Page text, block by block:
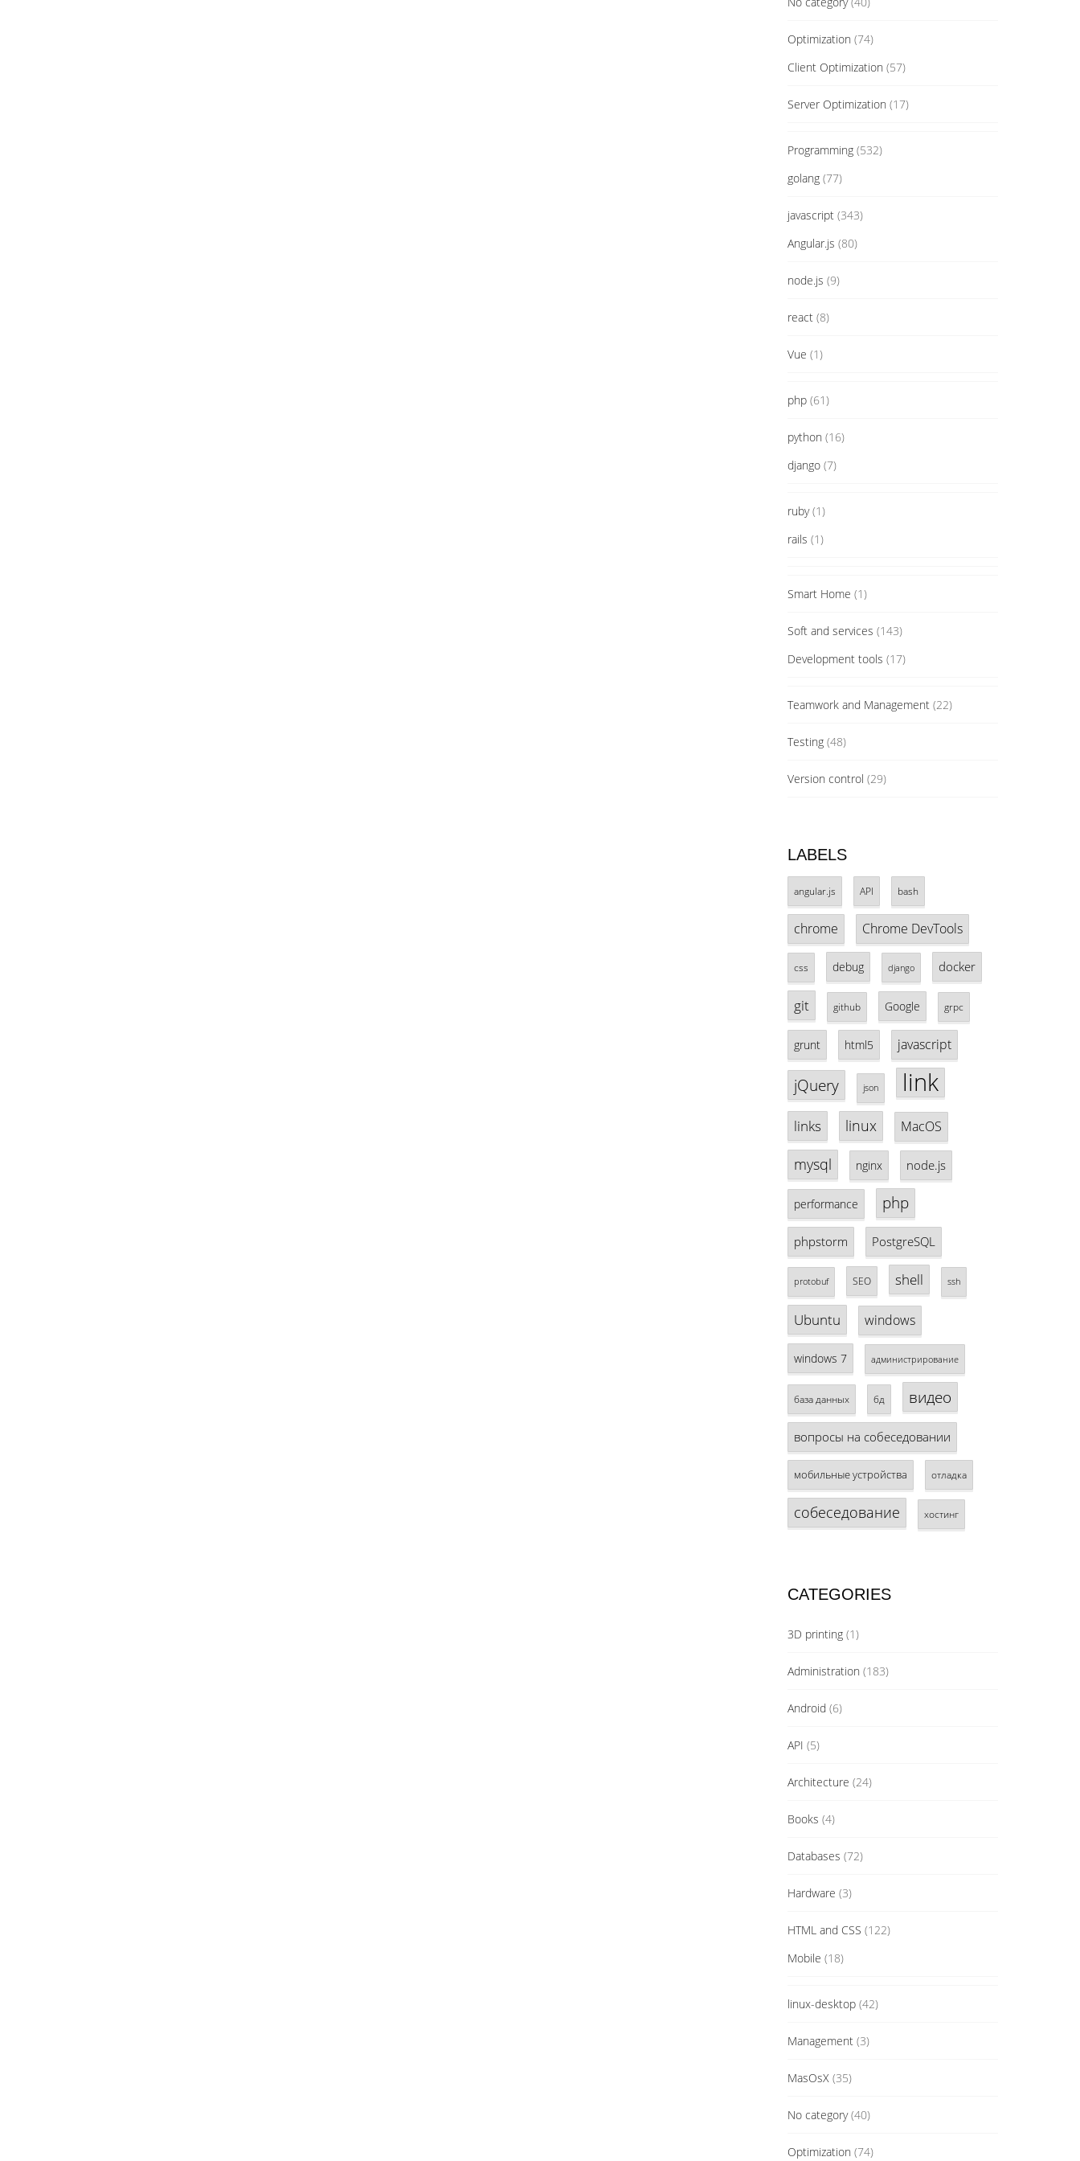
Optimization (74)
Client Optimization (57)
Server Optimization (17)
Programming(532)
golang(77)
javascript(343)
Angular.js (80)
node.js (9)
react(8)
Vue (1)
php(61)
python (16)
django(7)
ruby(1)
rails (1)
Smart Home (1)
Soft and services (143)
Development tools (17)
Teamwork and Management(22)
Testing(48)
Version control (29)
LABELS
angular.js API bash
chrome Chrome DevTools
css debug django docker
git github Google grpc
grunt html5 javascript
jQuery json link
links linux MacOS
mysql nginx node.js
performance php
phpstorm PostgreSQL
protobuf SEO shell ssh
Ubuntu windows
windows 7 администрирование
база данных бд видео
вопросы на собеседовании
мобильные устройства отладка
собеседование хостинг
CATEGORIES
3D printing(1)
Administration (183)
Android (6)
API (5)
Architecture (24)
Books (4)
Databases (72)
Hardware (3)
HTML and CSS (122)
Mobile (18)
linux-desktop(42)
Management(3)
MasOsX(35)
No category(40)
Optimization (74)